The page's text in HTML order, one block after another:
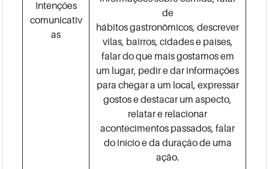
Intenções
comunicativ
as
de
hábitos gastronômicos, descrever
vilas, bairros, cidades e países,
falar do que mais gostamos em
um lugar, pedir e dar informações
para chegar a um local, expressar
gostos e destacar um aspecto,
relatar e relacionar
acontecimentos passados, falar
do início e da duração de uma
ação.